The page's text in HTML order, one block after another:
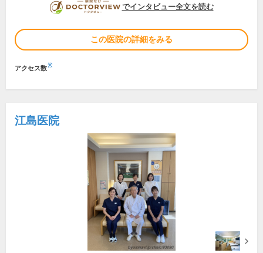
DOCTORVIEW
でインタビュー全文を読む
この医院の詳細をみる
アクセス数※
江島医院